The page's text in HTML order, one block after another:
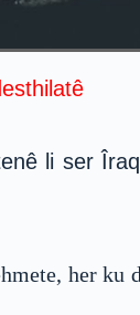
li ser
her ku